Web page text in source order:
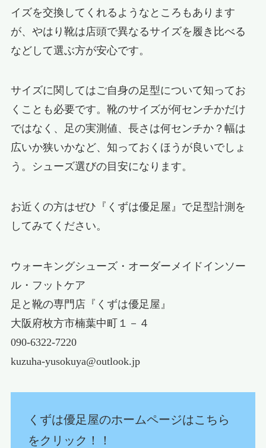
イズを交換してくれるようなところもあります
が、やはり靴は店頭で異なるサイズを履き比べる
などして選ぶ方が安心です。
サイズに関してはご自身の足型について知ってお
くことも必要です。靴のサイズが何センチかだけ
ではなく、足の実測値、長さは何センチか？幅は
広いか狭いかなど、知っておくほうが良いでしょ
う。シューズ選びの目安になります。
お近くの方はぜひ『くずは優足屋』で足型計測を
してみてください。
ウォーキングシューズ・オーダーメイドインソー
ル・フットケア
足と靴の専門店『くずは優足屋』
大阪府枚方市楠葉中町１－４
090-6322-7220
kuzuha-yusokuya@outlook.jp
くずは優足屋のホームページはこちら
をクリック！！